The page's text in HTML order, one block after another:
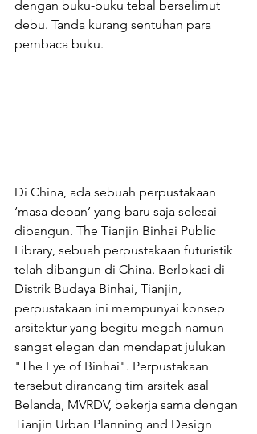
dengan buku-buku tebal berselimut
debu. Tanda kurang sentuhan para
pembaca buku.
Di China, ada sebuah perpustakaan
‘masa depan’ yang baru saja selesai
dibangun. The Tianjin Binhai Public
Library, sebuah perpustakaan futuristik
telah dibangun di China. Berlokasi di
Distrik Budaya Binhai, Tianjin,
perpustakaan ini mempunyai konsep
arsitektur yang begitu megah namun
sangat elegan dan mendapat julukan
"The Eye of Binhai". Perpustakaan
tersebut dirancang tim arsitek asal
Belanda, MVRDV, bekerja sama dengan
Tianjin Urban Planning and Design